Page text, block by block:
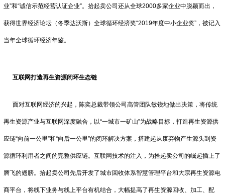
业”和“诚信示范经营认证企业”。拾起卖公司还从全球2000多家企业中脱颖而出，
获得世界经济论坛（冬季达沃斯）全球循环经济奖“2019年度中小企业奖”，被记入
当年全球循环经济年鉴。
互联网打造再生资源闭环生态链
面对互联网经济的兴起，陈奕总裁带领公司高管团队敏锐地做出决策，将传统
再生资源产业与互联网深度融合，以“一城市一矿山”为战略目标，打造再生资源供
应链“向前一公里”和“向后一公里”的闭环解决方案，搭建起从废弃物产生源头到资
源循环利用者之间的完整供应链。互联网技术的注入，为拾起卖公司的崛起插上了
腾飞的翅膀。拾起卖公司先后开发了城市回收体系智慧管理平台和大宗再生资源电
商平台，将线下业务与线上平台有机结合，大幅提高了再生资源回收、加工、配